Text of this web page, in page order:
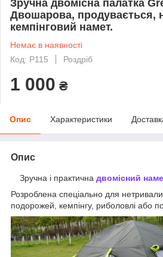
Зручна двомісна палатка
Двошарова, продувається,
кемпінговий намет.
Немає в наявності
Код: P115
Роздріб
1 000 ₴
Опис Характеристики
Опис
Зручна і практична двомісний
Розроблена спеціально для
подорожей, кемпінгу, риболовлі або